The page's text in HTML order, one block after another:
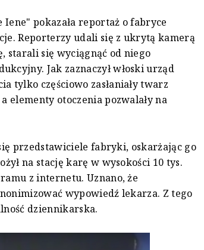
pokazała reportaż o fabryce
Reporterzy udali się z ukrytą kamerą
starali się wyciągnąć od niego
Jak zaznaczył włoski urząd
tylko częściowo zasłaniały twarz
elementy otoczenia pozwalały na
przedstawiciele fabryki, oskarżając go
na stację karę w wysokości 10 tys.
z internetu. Uznano, że
wypowiedź lekarza. Z tego
dziennikarska.